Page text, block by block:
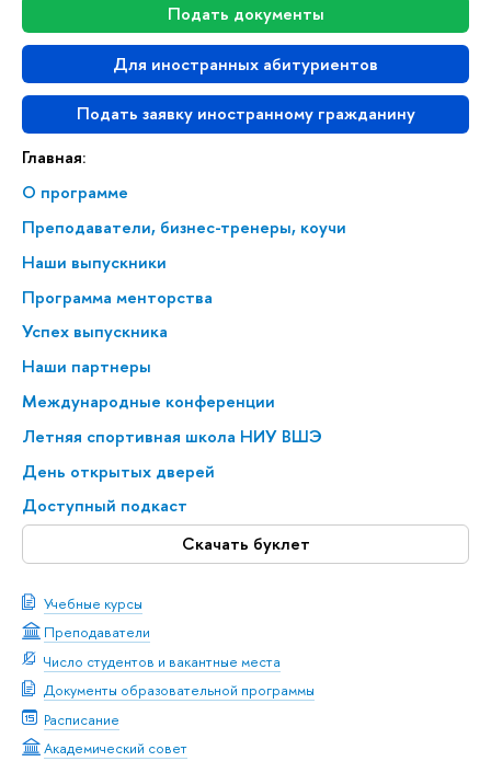
Подать документы
Для иностранных абитуриентов
Подать заявку иностранному гражданину
Главная:
О программе
Преподаватели, бизнес-тренеры, коучи
Наши выпускники
Программа менторства
Успех выпускника
Наши партнеры
Международные конференции
Летняя спортивная школа НИУ ВШЭ
День открытых дверей
Доступный подкаст
Скачать буклет
Учебные курсы
Преподаватели
Число студентов и вакантные места
Документы образовательной программы
Расписание
Академический совет